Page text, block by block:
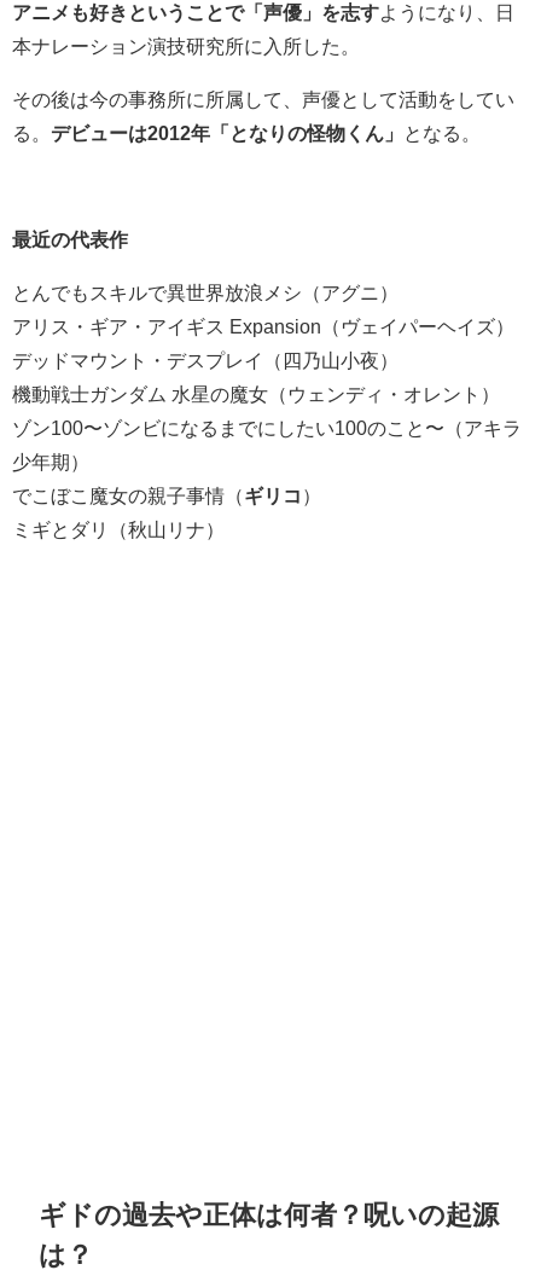
アニメも好きということで「声優」を志すようになり、日
本ナレーション演技研究所に入所した。
その後は今の事務所に所属して、声優として活動をしてい
る。 デビューは2012年「となりの怪物くん」 となる。
最近の代表作
とんでもスキルで異世界放浪メシ（アグニ）
アリス・ギア・アイギス Expansion（ヴェイパーヘイズ）
デッドマウント・デスプレイ（四乃山小夜）
機動戦士ガンダム 水星の魔女（ウェンディ・オレント）
ゾン100〜ゾンビになるまでにしたい100のこと〜（アキラ
少年期）
でこぼこ魔女の親子事情（ギリコ ）
ミギとダリ（秋山リナ）
ギドの過去や正体は何者？呪いの起源
は？